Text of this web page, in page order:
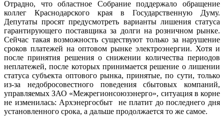
Отрадно, что областное Собрание поддержало обращение
коллег Краснодарского края в Государственную Думу.
Депутаты просят предусмотреть варианты лишения статуса
гарантирующего поставщика за долги на розничном рынке.
Сейчас такая возможность существуют только за нарушение
сроков платежей на оптовом рынке электроэнергии. Хотя и
после принятия решения о снижении количества периодов
неплатежей, после которых принимается решение о лишении
статуса субъекта оптового рынка, принятые, по сути, только
из-за недобросовестного поведения сбытовых компаний,
управляемых ЗАО «Межрегионсоюзэнерго», ситуация в корне
не изменилась: Архэнергосбыт не платит до последнего дня
установленного срока, а дальше продолжается то же самое.